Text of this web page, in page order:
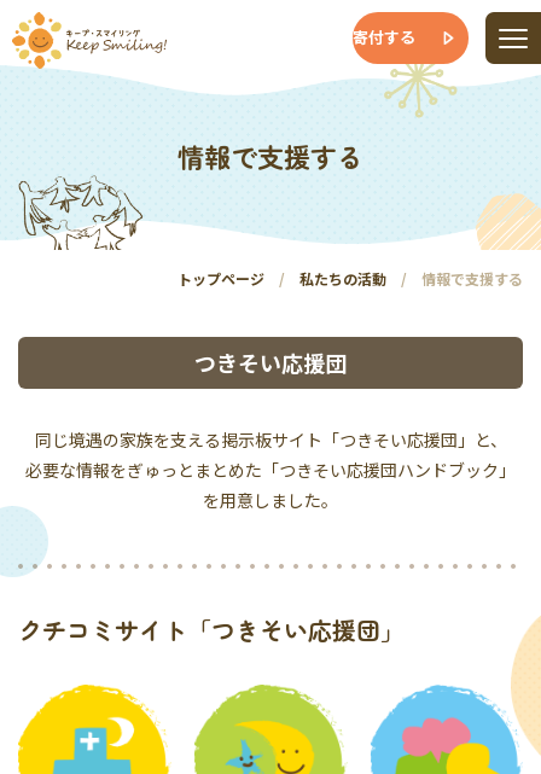
寄付する
情報で支援する
トップページ 私たちの活動 情報で支援する
つきそい応援団
同じ境遇の家族を支える掲示板サイト「つきそい応援団」と、
必要な情報をぎゅっとまとめた「つきそい応援団ハンドブック」
を用意しました。
クチコミサイト「つきそい応援団」